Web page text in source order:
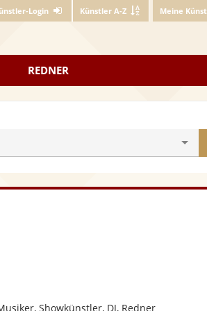
Login Künstler A-Z Meine
REDNER
Showkünstler, DJ, Redner